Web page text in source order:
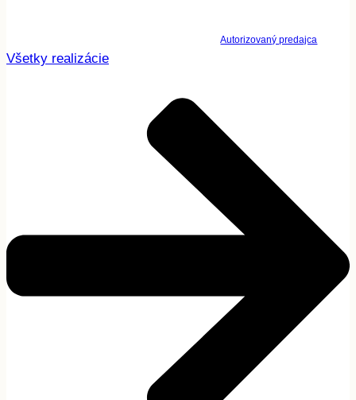
Autorizovaný predajca
Všetky realizácie